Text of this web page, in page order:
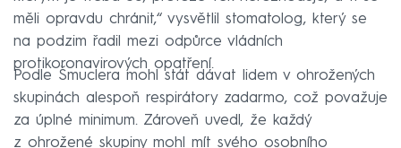
měli opravdu chránit,“ vysvětlil stomatolog, který se
na podzim řadil mezi odpůrce vládních
protikoronavirových opatření.
Podle Šmuclera mohl stát dávat lidem v ohrožených
skupinách alespoň respirátory zadarmo, což považuje
za úplné minimum. Zároveň uvedl, že každý
z ohrožené skupiny mohl mít svého osobního